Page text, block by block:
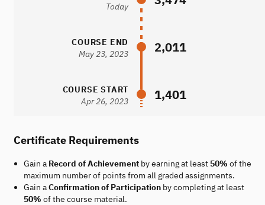
Today
COURSE END
May 23, 2023
2,011
COURSE START
Apr 26, 2023
1,401
Certificate Requirements
Gain a Record of Achievementby earning at least 50% of the
maximum number of points from all graded assignments.
Gain aConfirmation of Participationby completing at least
50% of the course material.